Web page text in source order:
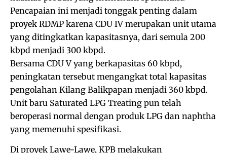
Pencapaian ini menjadi tonggak penting dalam
proyek RDMP karena CDU IV merupakan unit utama
yang ditingkatkan kapasitasnya, dari semula 200
kbpd menjadi 300 kbpd.
Bersama CDU V yang berkapasitas 60 kbpd,
peningkatan tersebut mengangkat total kapasitas
pengolahan Kilang Balikpapan menjadi 360 kbpd.
Unit baru Saturated LPG Treating pun telah
beroperasi normal dengan produk LPG dan naphtha
yang memenuhi spesifikasi.
Di proyek Lawe-Lawe, KPB melakukan